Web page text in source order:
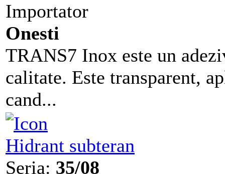
Importator
Onesti
TRANS7 Inox este un
calitate. Este transparent,
cand...
Hidrant subteran
Seria: 35/08